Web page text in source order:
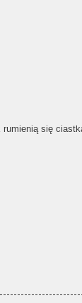
rumienią się